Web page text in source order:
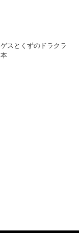
ゲスとくずのドラクラ
本